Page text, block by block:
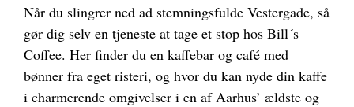
Når du slingrer ned ad stemningsfulde Vestergade, så
gør dig selv en tjeneste at tage et stop hos Bill´s
Coffee. Her finder du en kaffebar og café med
bønner fra eget risteri, og hvor du kan nyde din kaffe
i charmerende omgivelser i en af Aarhus’ ældste og